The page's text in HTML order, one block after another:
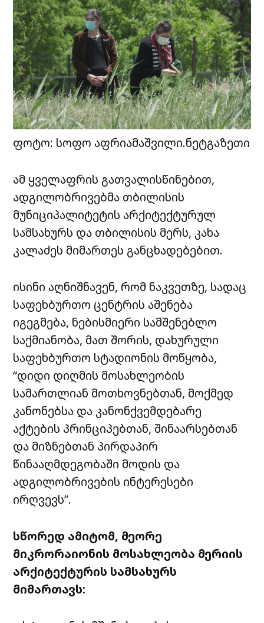
ფოტო: სოფო აფრიამაშვილი.ნეტგაზეთი
ამ ყველაფრის გათვალისწინებით,
ადგილობრივებმა თბილისის
მუნიციპალიტეტის არქიტექტურულ
სამსახურს და თბილისის მერს, კახა
კალაძეს მიმართეს განცხადებებით.
ისინი აღნიშნავენ, რომ ნაკვეთზე, სადაც
საფეხბურთო ცენტრის აშენება
იგეგმება, ნებისმიერი სამშენებლო
საქმიანობა, მათ შორის, დახურული
საფეხბურთო სტადიონის მოწყობა,
“დიდი დიღმის მოსახლეობის
სამართლიან მოთხოვნებთან, მოქმედ
კანონებსა და კანონქვემდებარე
აქტების პრინციპებთან, შინაარსებთან
და მიზნებთან პირდაპირ
წინააღმდეგობაში მოდის და
ადგილობრივების ინტერესები
ირღვევს”.
სწორედ ამიტომ, მეორე
მიკრორაიონის მოსახლეობა მერიის
არქიტექტურის სამსახურს
მიმართავს: